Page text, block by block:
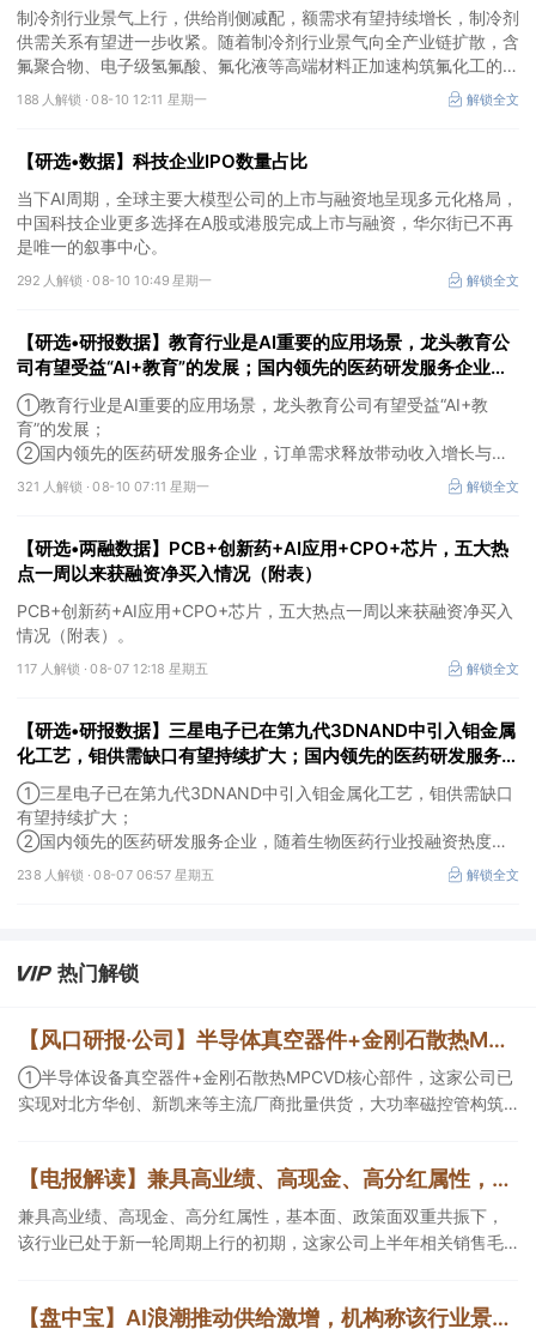
制冷剂行业景气上行，供给削侧减配，额需求有望持续增长，制冷剂
供需关系有望进一步收紧。随着制冷剂行业景气向全产业链扩散，含
氟聚合物、电子级氢氟酸、氟化液等高端材料正加速构筑氟化工的第
二增长极，在AI算力、半导体国产化等趋势驱动下，长期成长空间广
阔。
188 人解锁 ·08-10 12:11 星期一 解锁全文
【研选•数据】科技企业IPO数量占比
当下AI周期，全球主要大模型公司的上市与融资地呈现多元化格局，
中国科技企业更多选择在A股或港股完成上市与融资，华尔街已不再
是唯一的叙事中心。
292 人解锁 ·08-10 10:49 星期一 解锁全文
【研选•研报数据】教育行业是AI重要的应用场景，龙头教育公
司有望受益“AI+教育”的发展；国内领先的医药研发服务企业，
订单需求释放带动收入增长与业绩扭亏，盈利能力拐点明确
①教育行业是AI重要的应用场景，龙头教育公司有望受益“AI+教
育”的发展；
②国内领先的医药研发服务企业，订单需求释放带动收入增长与业
绩扭亏，盈利能力拐点明确。
321 人解锁 ·08-10 07:11 星期一 解锁全文
【研选•两融数据】PCB+创新药+AI应用+CPO+芯片，五大热
点一周以来获融资净买入情况（附表）
PCB+创新药+AI应用+CPO+芯片，五大热点一周以来获融资净买入
情况（附表）。
117 人解锁 ·08-07 12:18 星期五 解锁全文
【研选•研报数据】三星电子已在第九代3DNAND中引入钼金属
化工艺，钼供需缺口有望持续扩大；国内领先的医药研发服务企
业，随着生物医药行业投融资热度企稳回暖，后续实验室业务的
毛利拐点值得期待
①三星电子已在第九代3DNAND中引入钼金属化工艺，钼供需缺口
有望持续扩大；
②国内领先的医药研发服务企业，随着生物医药行业投融资热度企
稳回暖，后续实验室业务的毛利拐点值得期待。
238 人解锁 ·08-07 06:57 星期五 解锁全文
热门解锁
【风口研报·公司】半导体真空器件+金刚石散热MPCVD核心部件，这家公司实现对北方华创、新凯来等厂商批量供货，大功率磁控管助力AI散热；这家造船龙头稀缺产能扩张与高价值订单兼具，远期业绩弹性持续增强
①半导体设备真空器件+金刚石散热MPCVD核心部件，这家公司已
实现对北方华创、新凯来等主流厂商批量供货，大功率磁控管构筑
【电报解读】兼具高业绩、高现金、高分红属性，基本面、政策面双重共振下，该行业已处于新一轮周期上行的初期，这家公司上半年相关销售毛利逼近20亿元
兼具高业绩、高现金、高分红属性，基本面、政策面双重共振下，
该行业已处于新一轮周期上行的初期，这家公司上半年相关销售毛
【盘中宝】AI浪潮推动供给激增，机构称该行业景气度持续，当前估值低具备较高配置性价比，这家企业重点产品即将发布